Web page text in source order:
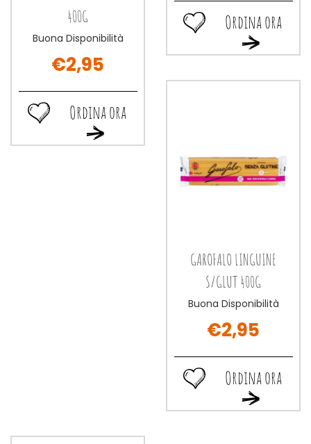
400G
Buona Disponibilità
€2,95
Ordina ora
Ordina
ora GAROFALO
Ordina
ora GAROFALO
PASTA
Ordina ora
Ordina
ora GAROFALO
PATATE
Ordina
ora GAROFALO
GNOCCHI
GAROFALO LINGUINE
S/GLUT 400G
Buona Disponibilità
€2,95
Ordina ora
Ordina
ora GAROFALO
Ordina
ora GAROFALO
LINGUINE